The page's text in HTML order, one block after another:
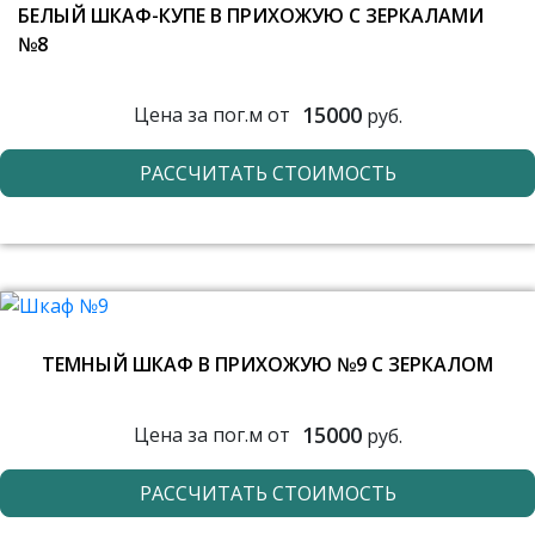
БЕЛЫЙ ШКАФ-КУПЕ В ПРИХОЖУЮ С ЗЕРКАЛАМИ
№8
Цена за пог.м от 15000руб.
РАССЧИТАТЬ СТОИМОСТЬ
ТЕМНЫЙ ШКАФ В ПРИХОЖУЮ №9 С ЗЕРКАЛОМ
Цена за пог.м от 15000руб.
РАССЧИТАТЬ СТОИМОСТЬ